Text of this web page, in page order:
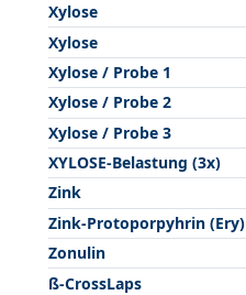
Xylose
Xylose
Xylose / Probe 1
Xylose / Probe 2
Xylose / Probe 3
XYLOSE-Belastung (3x)
Zink
Zink-Protoporpyhrin (Ery)
Zonulin
ß-CrossLaps